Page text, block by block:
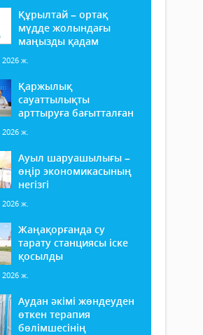
Құрылтай – ортақ
мүдде жолындағы
маңызды қадам
ж.
Қаржылық
сауаттылықты
арттыруға бағытталған
ж.
Ауыл шаруашылығы –
өңір экономикасының
негізгі
ж.
Жаңақорғанда су
тарату станциясы іске
қосылды
ж.
Аудан әкімі жөндеуден
өткен терапия
бөлімшесінің